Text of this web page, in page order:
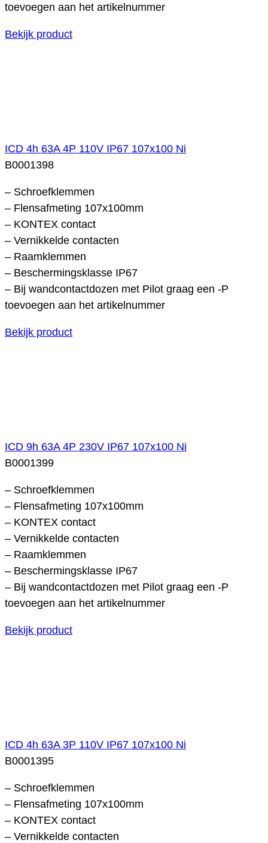
toevoegen aan het artikelnummer
Bekijk product
ICD 4h 63A 4P 110V IP67 107x100 Ni
B0001398
– Schroefklemmen
– Flensafmeting 107x100mm
– KONTEX contact
– Vernikkelde contacten
– Raamklemmen
– Beschermingsklasse IP67
– Bij wandcontactdozen met Pilot graag een -P
toevoegen aan het artikelnummer
Bekijk product
ICD 9h 63A 4P 230V IP67 107x100 Ni
B0001399
– Schroefklemmen
– Flensafmeting 107x100mm
– KONTEX contact
– Vernikkelde contacten
– Raamklemmen
– Beschermingsklasse IP67
– Bij wandcontactdozen met Pilot graag een -P
toevoegen aan het artikelnummer
Bekijk product
ICD 4h 63A 3P 110V IP67 107x100 Ni
B0001395
– Schroefklemmen
– Flensafmeting 107x100mm
– KONTEX contact
– Vernikkelde contacten